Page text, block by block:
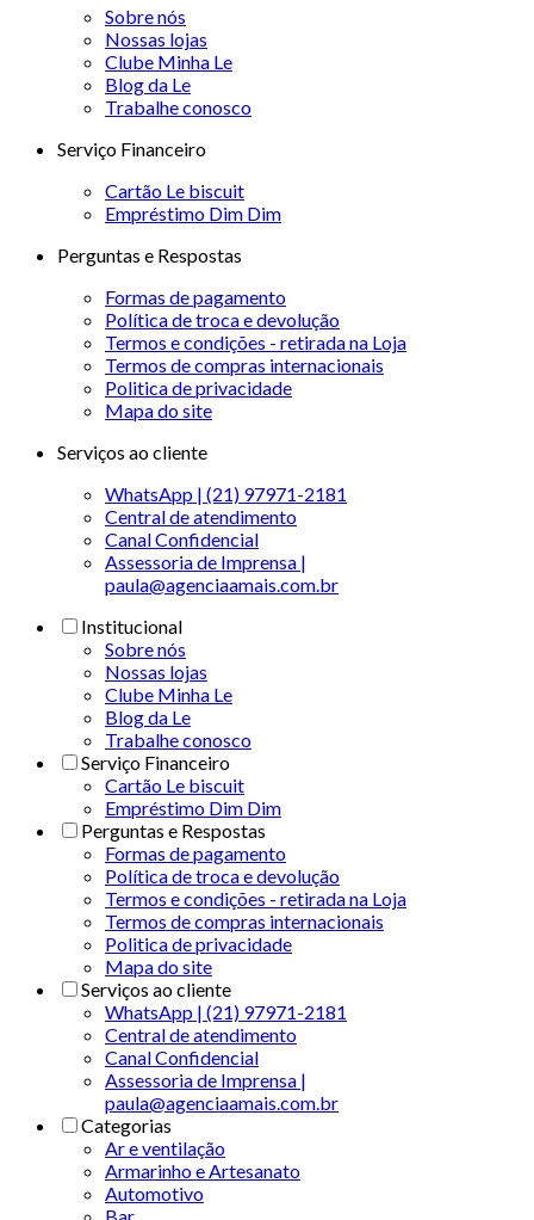
Sobre nós
Nossas lojas
Clube Minha Le
Blog da Le
Trabalhe conosco
Serviço Financeiro
Cartão Le biscuit
Empréstimo Dim Dim
Perguntas e Respostas
Formas de pagamento
Política de troca e devolução
Termos e condições - retirada na Loja
Termos de compras internacionais
Politica de privacidade
Mapa do site
Serviços ao cliente
WhatsApp | (21) 97971-2181
Central de atendimento
Canal Confidencial
Assessoria de Imprensa |
paula@agenciaamais.com.br
Institucional
Sobre nós
Nossas lojas
Clube Minha Le
Blog da Le
Trabalhe conosco
Serviço Financeiro
Cartão Le biscuit
Empréstimo Dim Dim
Perguntas e Respostas
Formas de pagamento
Política de troca e devolução
Termos e condições - retirada na Loja
Termos de compras internacionais
Politica de privacidade
Mapa do site
Serviços ao cliente
WhatsApp | (21) 97971-2181
Central de atendimento
Canal Confidencial
Assessoria de Imprensa |
paula@agenciaamais.com.br
Categorias
Ar e ventilação
Armarinho e Artesanato
Automotivo